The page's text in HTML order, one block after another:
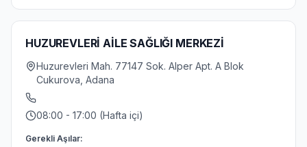
HUZUREVLERİ AİLE SAĞLIĞI MERKEZİ
Huzurevleri Mah. 77147 Sok. Alper Apt. A Blok
Cukurova, Adana
08:00 - 17:00 (Hafta içi)
Gerekli Aşılar: